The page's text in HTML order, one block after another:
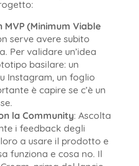
MVP (Minimum Viable
serve avere subito
Per validare un’idea
basilare: un
Instagram, un foglio
è capire se c’è un
la Community: Ascolta
i feedback degli
a usare il prodotto e
funziona e cosa no. Il